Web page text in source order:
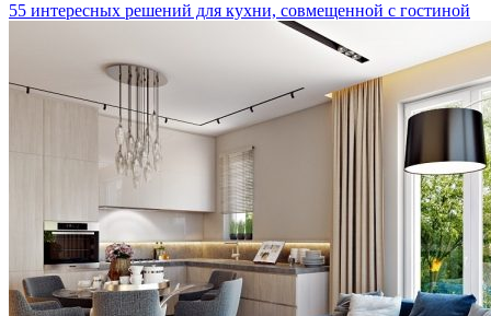
55 интересных решений для кухни, совмещенной с гостиной